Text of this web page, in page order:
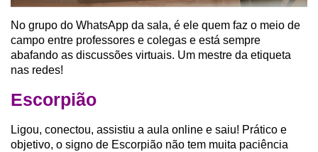
No grupo do WhatsApp da sala, é ele quem faz o meio de
campo entre professores e colegas e está sempre
abafando as discussões virtuais. Um mestre da etiqueta
nas redes!
Escorpião
Ligou, conectou, assistiu a aula online e saiu! Prático e
objetivo, o signo de Escorpião não tem muita paciência